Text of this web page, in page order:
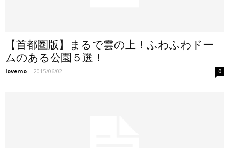
【首都圏版】まるで雲の上！ふわふわドー
ムのある公園５選！
lovemo - 2015/06/02 0